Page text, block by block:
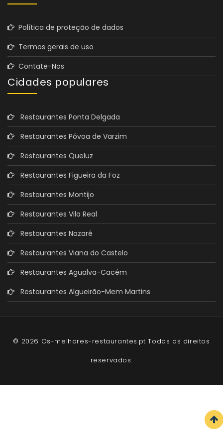
Política de proteção de dados
Termos gerais de uso
Contate-Nos
Cidades populares
Restaurantes Ponta Delgada
Restaurantes Póvoa de Varzim
Restaurantes Queluz
Restaurantes Figueira da Foz
Restaurantes Montijo
Restaurantes Vila Real
Restaurantes Nazaré
Restaurantes Viana do Castelo
Restaurantes Agualva-Cacém
Restaurantes Algueirão-Mem Martins
© 2026 Os-melhores-restaurantes.pt Todos os direitos
reservados.